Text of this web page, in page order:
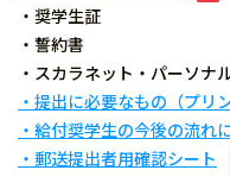
・奨学生証
・誓約書
・スカラネット・パーソナ
・提出に必要なもの（プリン
・給付奨学生の今後の流れ
・郵送提出者用確認シート